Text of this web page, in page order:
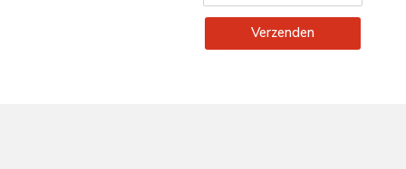
Verzenden